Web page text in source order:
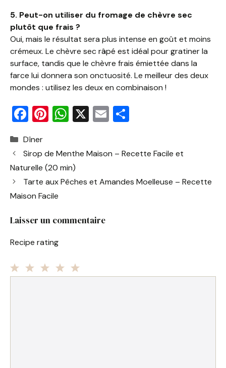
5. Peut-on utiliser du fromage de chèvre sec
plutôt que frais ?
Oui, mais le résultat sera plus intense en goût et moins
crémeux. Le chèvre sec râpé est idéal pour gratiner la
surface, tandis que le chèvre frais émiettée dans la
farce lui donnera son onctuosité. Le meilleur des deux
mondes : utilisez les deux en combinaison !
F
c
e
b
o
k
Pi
er
e
st
W
at
s
A
X E
ai
l
ta
g
er
Catégories
Dîner
Sirop de Menthe Maison – Recette Facile et
Naturelle (20 min)
Tarte aux Pêches et Amandes Moelleuse – Recette
Maison Facile
Laisser un commentaire
Recipe rating